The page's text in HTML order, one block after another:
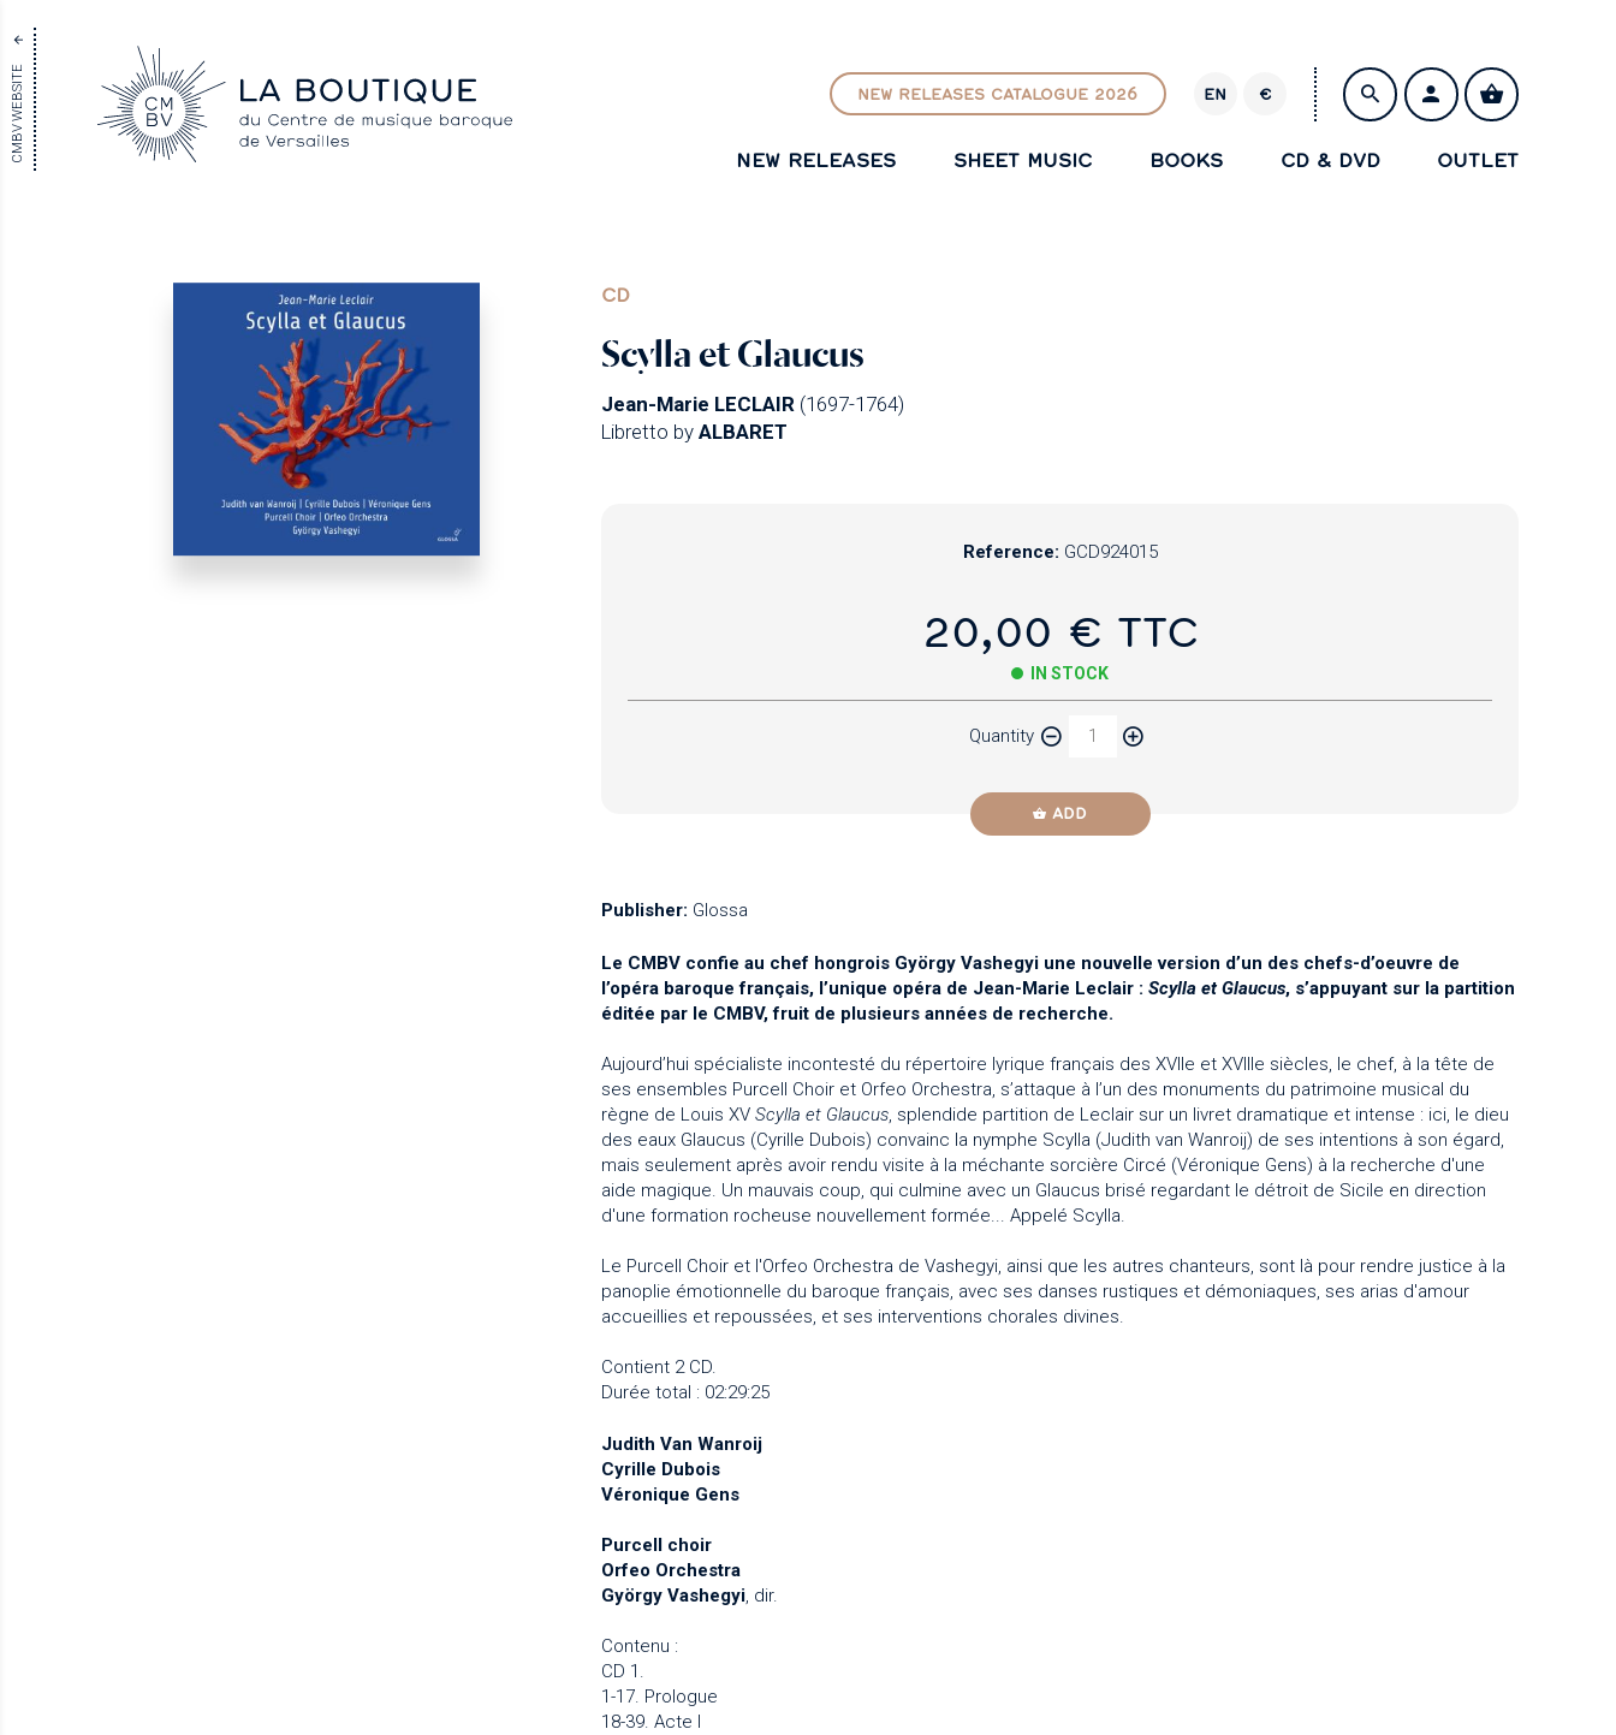
CMBV WEBSITE NEW RELEASES CATALOGUE 2026 EN
R
€
NEW RELEASES SHEET MUSIC BOOKS CD & DVD OUTLET
CD
Scylla et Glaucus
Jean-Marie LECLAIR (1697-1764)
Libretto by ALBARET
Reference: GCD924015
20,00 € TTC
IN STOCK
Quantity
ADD
Publisher: Glossa
Le CMBV confie au chef hongrois György Vashegyi une nouvelle version d’un des chefs-d’oeuvre de
l’opéra baroque français, l’unique opéra de Jean-Marie Leclair : Scylla et Glaucus, s’appuyant sur la partition
éditée par le CMBV, fruit de plusieurs années de recherche.
Aujourd’hui spécialiste incontesté du répertoire lyrique français des XVIIe et XVIIIe siècles, le chef, à la tête de
ses ensembles Purcell Choir et Orfeo Orchestra, s’attaque à l’un des monuments du patrimoine musical du
règne de Louis XV Scylla et Glaucus, splendide partition de Leclair sur un livret dramatique et intense : ici, le dieu
des eaux Glaucus (Cyrille Dubois) convainc la nymphe Scylla (Judith van Wanroij) de ses intentions à son égard,
mais seulement après avoir rendu visite à la méchante sorcière Circé (Véronique Gens) à la recherche d'une
aide magique. Un mauvais coup, qui culmine avec un Glaucus brisé regardant le détroit de Sicile en direction
d'une formation rocheuse nouvellement formée... Appelé Scylla.
Le Purcell Choir et l'Orfeo Orchestra de Vashegyi, ainsi que les autres chanteurs, sont là pour rendre justice à la
panoplie émotionnelle du baroque français, avec ses danses rustiques et démoniaques, ses arias d'amour
accueillies et repoussées, et ses interventions chorales divines.
Contient 2 CD.
Durée total : 02:29:25
Judith Van Wanroij
Cyrille Dubois
Véronique Gens
Purcell choir
Orfeo Orchestra
György Vashegyi, dir.
Contenu :
CD 1.
1-17. Prologue
18-39. Acte I